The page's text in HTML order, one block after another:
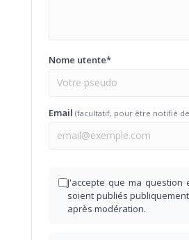
Nome utente*
Email (facultatif, pour être notifié
J'accepte que ma question
soient publiés
après modération.